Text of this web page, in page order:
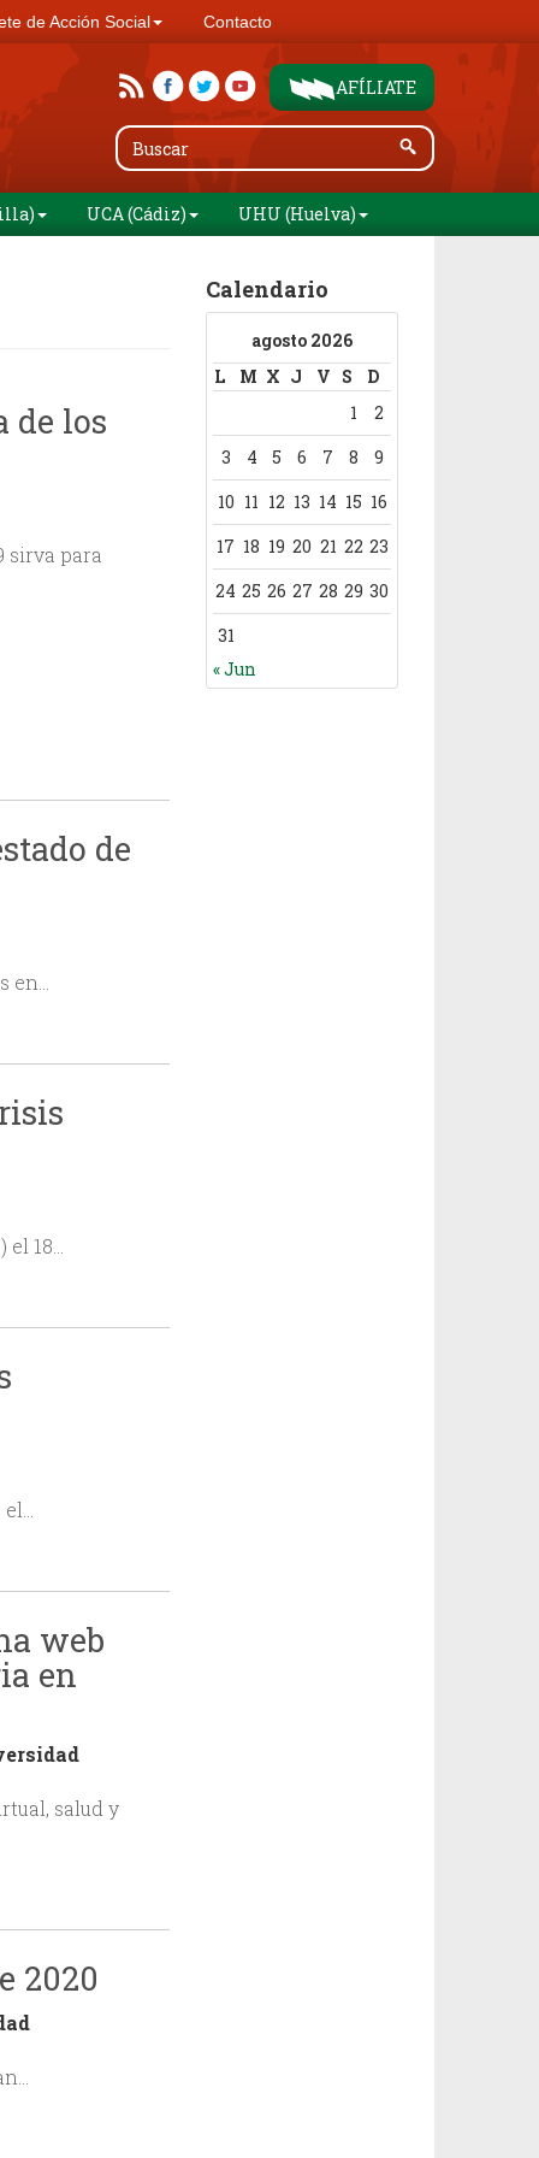
de Acción Social Contacto
AFÍLIATE
UCA (Cádiz) UHU (Huelva)
de los
sirva para
de
18…
web
en
salud y
2020
Calendario
agosto 2026
L
M X J V S
D
1
2
3
4 5 6 7 8
9
10 11 12 13 14 15 16
17 18 19 20 21 22 23
24 25 26 27 28 29 30
31
« Jun